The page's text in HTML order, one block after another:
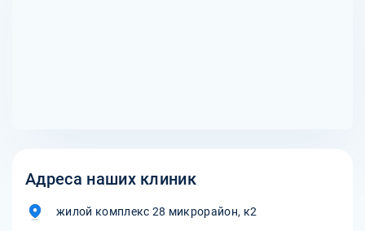
Адреса наших клиник
жилой комплекс 28 микрорайон, к2